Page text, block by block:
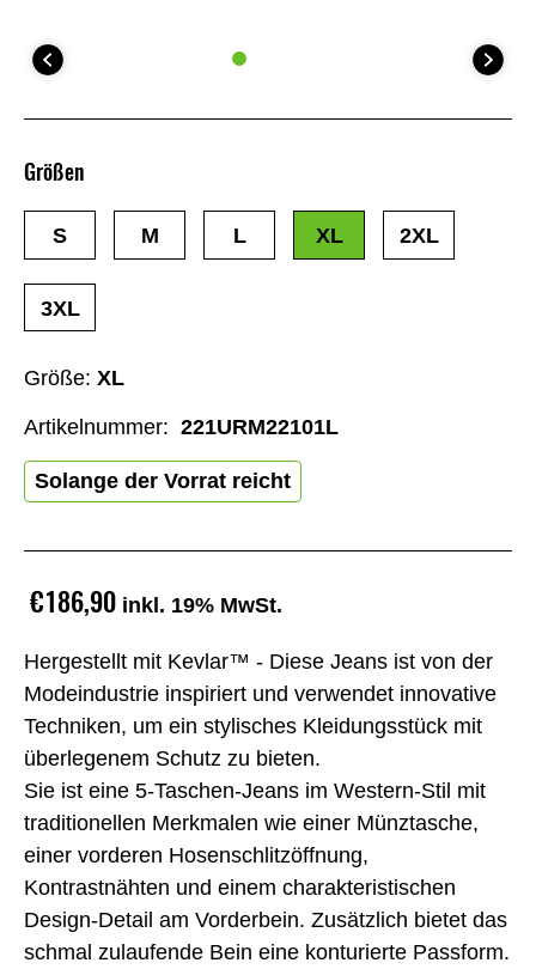
Hergestellt mit Kevlar™ - Diese Jeans ist von der
Modeindustrie inspiriert und verwendet innovative
Techniken, um ein stylisches Kleidungsstück mit
überlegenem Schutz zu bieten.
Sie ist eine 5-Taschen-Jeans im Western-Stil mit
traditionellen Merkmalen wie einer Münztasche,
einer vorderen Hosenschlitzöffnung,
Kontrastnähten und einem charakteristischen
Design-Detail am Vorderbein. Zusätzlich bietet das
schmal zulaufende Bein eine konturierte Passform.
€186,90 inkl. 19% MwSt.
Größe: XL
Solange der Vorrat reicht
Größen
S M L XL 2XL
3XL
Artikelnummer: 221URM22101L